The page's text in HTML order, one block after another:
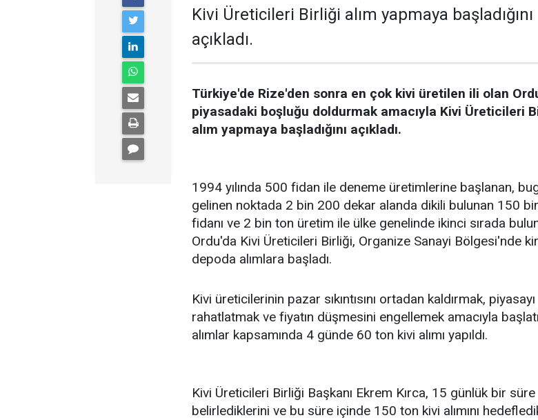
Kivi Üreticileri Birliği alım yapmaya başladığını
açıkladı.
Türkiye'de Rize'den sonra en çok kivi üretilen ili olan
piyasadaki boşluğu doldurmak amacıyla Kivi Üreticileri
alım yapmaya başladığını açıkladı.
1994 yılında 500 fidan ile deneme üretimlerine başlanan,
gelinen noktada 2 bin 200 dekar alanda dikili bulunan 150
fidanı ve 2 bin ton üretim ile ülke genelinde ikinci sırada
Ordu'da Kivi Üreticileri Birliği, Organize Sanayi Bölgesi'nde
depoda alımlara başladı.
Kivi üreticilerinin pazar sıkıntısını ortadan kaldırmak, piyasayı
rahatlatmak ve fiyatın düşmesini engellemek amacıyla
alımlar kapsamında 4 günde 60 ton kivi alımı yapıldı.
Kivi Üreticileri Birliği Başkanı Ekrem Kırca, 15 günlük bir süre
belirlediklerini ve bu süre içinde 150 ton kivi alımını